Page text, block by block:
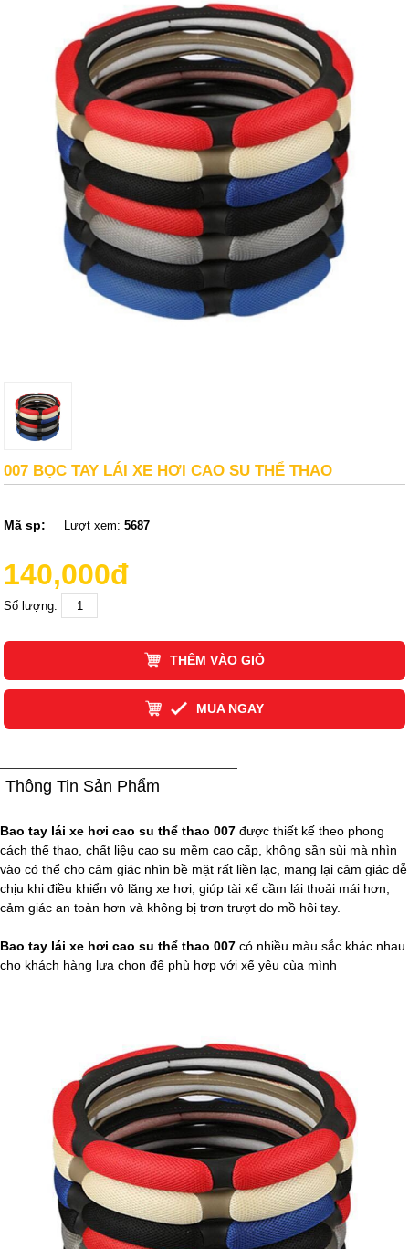
007 BỌC TAY LÁI XE HƠI CAO SU THỂ THAO
Mã sp: Lượt xem:5687
140,000đ
Số lượng:
THÊM VÀO GIỎ
MUA NGAY
Thông Tin Sản Phẩm
Bao tay lái xe hơi cao su thể thao 007 được thiết kế theo phong
cách thể thao, chất liệu cao su mềm cao cấp, không sần sùi mà nhìn
vào có thể cho cảm giác nhìn bề mặt rất liền lạc, mang lại cảm giác dễ
chịu khi điều khiển vô lăng xe hơi, giúp tài xế cầm lái thoải mái hơn,
cảm giác an toàn hơn và không bị trơn trượt do mồ hôi tay.
Bao tay lái xe hơi cao su thể thao 007 có nhiều màu sắc khác nhau
cho khách hàng lựa chọn để phù hợp với xế yêu cùa mình